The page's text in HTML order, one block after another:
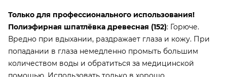
Только для профессионального использования!
Полиэфирная шпатлёвка древесная (152): Горюче.
Вредно при вдыхании, раздражает глаза и кожу. При
попадании в глаза немедленно промыть большим
количеством воды и обратиться за медицинской